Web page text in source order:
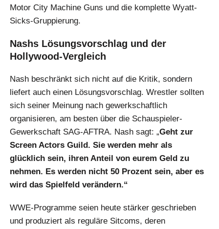
Motor City Machine Guns und die komplette Wyatt-
Sicks-Gruppierung.
Nashs Lösungsvorschlag und der
Hollywood-Vergleich
Nash beschränkt sich nicht auf die Kritik, sondern
liefert auch einen Lösungsvorschlag. Wrestler sollten
sich seiner Meinung nach gewerkschaftlich
organisieren, am besten über die Schauspieler-
Gewerkschaft SAG-AFTRA. Nash sagt: „Geht zur
Screen Actors Guild. Sie werden mehr als
glücklich sein, ihren Anteil von eurem Geld zu
nehmen. Es werden nicht 50 Prozent sein, aber es
wird das Spielfeld verändern.“
WWE-Programme seien heute stärker geschrieben
und produziert als reguläre Sitcoms, deren